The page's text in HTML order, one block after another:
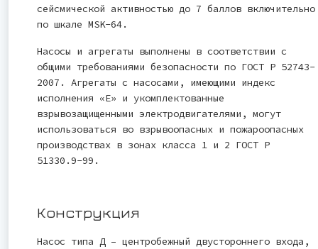
сейсмической активностью до 7 баллов включительно
по шкале MSK-64.
Насосы и агрегаты выполнены в соответствии с
общими требованиями безопасности по ГОСТ Р 52743-
2007. Агрегаты с насосами, имеющими индекс
исполнения «Е» и укомплектованные
взрывозащищенными электродвигателями, могут
использоваться во взрывоопасных и пожароопасных
производствах в зонах класса 1 и 2 ГОСТ Р
51330.9-99.
Конструкция
Насос типа Д – центробежный двустороннего входа,